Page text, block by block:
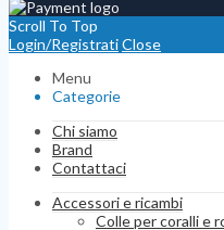
Scroll To Top
Login/RegistratiClose
Menu
Categorie
Chi siamo
Brand
Contattaci
Accessori e ricambi
Colle per coralli e